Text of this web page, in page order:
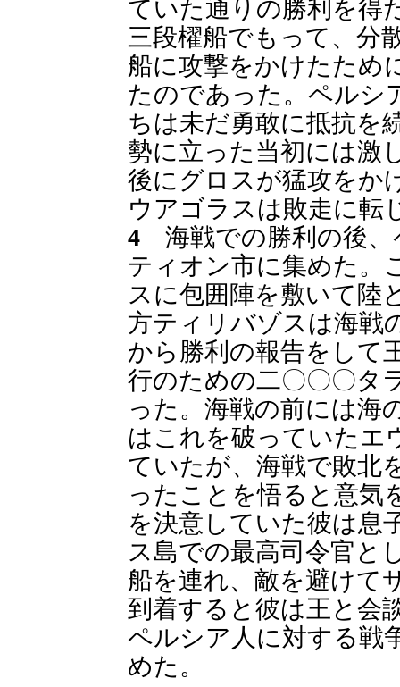
ていた通りの勝利を得
三段櫂船でもって、分
船に攻撃をかけたため
たのであった。ペルシ
ちは未だ勇敢に抵抗を
勢に立った当初には激
後にグロスが猛攻をか
ウアゴラスは敗走に転
4 海戦での勝利の後、
ティオン市に集めた。
スに包囲陣を敷いて陸
方ティリバゾスは海戦
から勝利の報告をして
行のための二〇〇〇タ
った。海戦の前には海
はこれを破っていたエ
ていたが、海戦で敗北
ったことを悟ると意気
を決意していた彼は息
ス島での最高司令官と
船を連れ、敵を避けて
到着すると彼は王と会
ペルシア人に対する戦
めた。